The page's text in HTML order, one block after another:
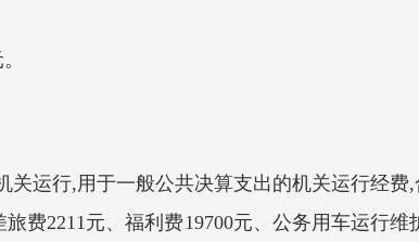
运行,用于一般公共决算支出的机关运行经费,
费2211元、福利费19700元、公务用车运行维